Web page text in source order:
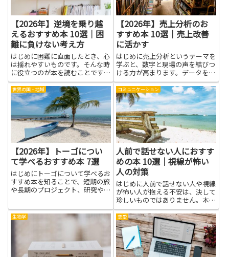
【2026年】逆境を乗り越
えるおすすめ本 10選｜困
難に負けない考え方
はじめに困難に直面したとき、心
は揺れやすいものです。そんな時
に役立つのが本を読むことです。
この記事で取り上げるテーマは、
逆境を乗り越える力を育てる考え
方です。さらに困難に負けない考
え方を身につけるコツも紹介しま
す。さまざまな体験談や具体的
な...
【2026年】売上分析のお
すすめ本 10選｜売上改善
に活かす
はじめに売上分析というテーマを
学ぶと、数字と現場の声を結びつ
ける力が高まります。データを正
しく読み解くことで、売上の動き
の背景を理解でき、施策の方向性
を見つけやすくなります。顧客の
購買行動や季節性の変動といった
要因を、因果関係の手がかりと
し...
世界の国・地域
【2026年】トーゴについ
て学べるおすすめ本 7選
はじめにトーゴについて学べるお
すすめ本を知ることで、短期の旅
や長期のプロジェクト、研究や国
の歴史、エウェやカビエなどの多
様な民族構成、リン鉱石やカカオ
をめぐる経済構造、港湾や交易
コミュニケーション
人前で話せない人におすす
めの本 10選｜視線が怖い
人の対策
はじめに人前で話せない人や視線
が怖い人が抱える不安は、決して
珍しいものではありません。本の
中には、緊張の仕組みをわかりや
すく解説したものや、日常で実践
できる呼吸法や声の出し方、姿勢
の整え方を丁寧に示すものがあり
ます。読むことで理論と具体的
な...
生物学 恋愛